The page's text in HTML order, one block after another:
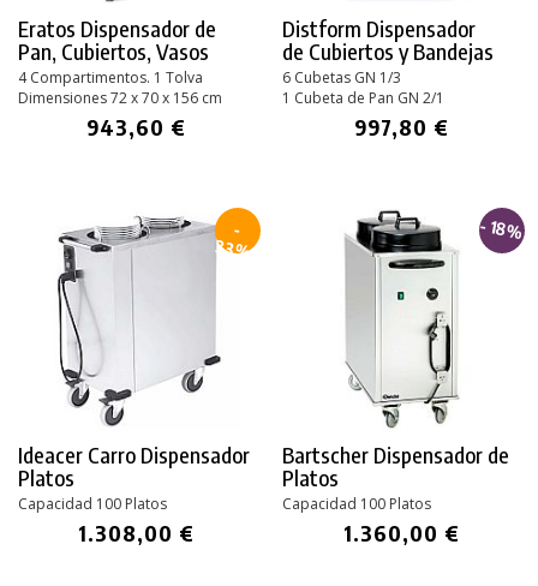
Eratos Dispensador de
Pan, Cubiertos, Vasos
4 Compartimentos. 1 Tolva
Dimensiones 72 x 70 x 156 cm
943,60 €
Distform Dispensador
de Cubiertos y Bandejas
6 Cubetas GN 1/3
1 Cubeta de Pan GN 2/1
997,80 €
-
33%
Ideacer Carro Dispensador
Platos
Capacidad 100 Platos
1.308,00 €
- 18%
Bartscher Dispensador de
Platos
Capacidad 100 Platos
1.360,00 €